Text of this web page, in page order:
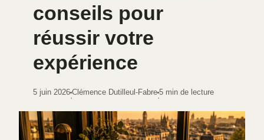
conseils pour
réussir votre
expérience
5 juin 2026
·
Clémence Dutilleul-Fabre
·
5 min de lecture